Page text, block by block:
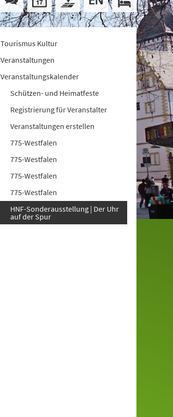
Tourismus Kultur
Veranstaltungen
Veranstaltungskalender
Schützen- und Heimatfeste
Registrierung für Veranstalter
Veranstaltungen erstellen
775-Westfalen
775-Westfalen
775-Westfalen
775-Westfalen
HNF-Sonderausstellung | Der Uhr
auf der Spur